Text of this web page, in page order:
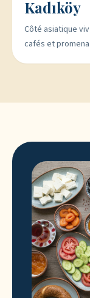
Kadıköy
Côté asiatique
cafés et